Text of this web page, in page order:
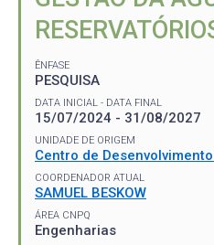
ÊNFASE
PESQUISA
DATA INICIAL - DATA FINAL
15/07/2024 - 31/08/2027
UNIDADE DE ORIGEM
Centro de
COORDENADOR ATUAL
SAMUEL BESKOW
ÁREA CNPQ
Engenharias